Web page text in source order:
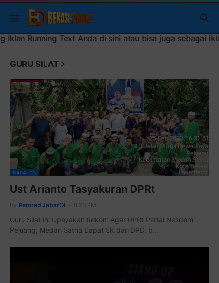
Text Anda di sini atau bisa juga sebagai iklan
GURU SILAT
BACALEG
Ust Arianto Tasyakuran DPRt
by Pemred JabarOL 8:23 PM
Guru Silat Ini Upayakan Rekom Agar DPRt Partai Nasdem
Pejuang, Medan Satria Dapat SK dari DPD. b…